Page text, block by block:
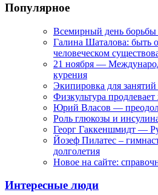
Популярное
Всемирный день борьбы
Галина Шаталова: быть
человеческом
21 ноября —
курения
Экипировка для
Физкультура
Юрий Власов —
Роль глюкозы и
Георг Гаккеншмидт —
Йозеф Пилатес –
долголетия
Новое на сайте:
Интересные люди